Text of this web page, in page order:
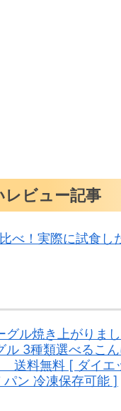
レビュー記事
べ！実際に試食し
グル焼き上がりま
ル 3種類選べるこ
送料無料 [ ダイエ
パン 冷凍保存可能 ]